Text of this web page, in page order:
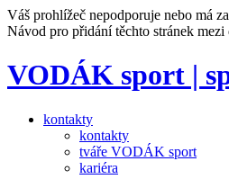
Váš prohlížeč nepodporuje nebo má
Návod pro přidání těchto stránek
VODÁK sport |
kontakty
kontakty
tváře VODÁK sport
kariéra